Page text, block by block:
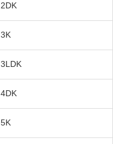
2DK
3K
3LDK
4DK
5K